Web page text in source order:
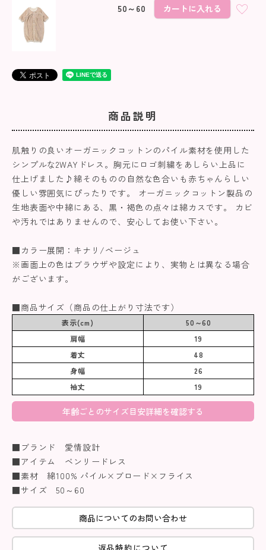
50～60 カートに入れる
商品説明
肌触りの良いオーガニックコットンのパイル素材を使用した
シンプルな2WAYドレス。胸元にロゴ刺繍をあしらい上品に
仕上げました♪綿そのものの自然な色合いも赤ちゃんらしい
優しい雰囲気にぴったりです。 オーガニックコットン製品の
生地表面や中綿にある、黒・褐色の点々は綿カスです。 カビ
や汚れではありませんので、安心してお使い下さい。
■カラー展開：キナリ/ベージュ
※画面上の色はブラウザや設定により、実物とは異なる場合
がございます。
■商品サイズ（商品の仕上がり寸法です）
表示(cm)
50～60
肩幅
19
着丈
48
身幅
26
袖丈
19
年齢ごとのサイズ目安詳細を確認する
■ブランド 愛情設計
■アイテム ベンリードレス
■素材 綿100% パイル×ブロード×フライス
■サイズ 50～60
商品についてのお問い合わせ
返品特約について